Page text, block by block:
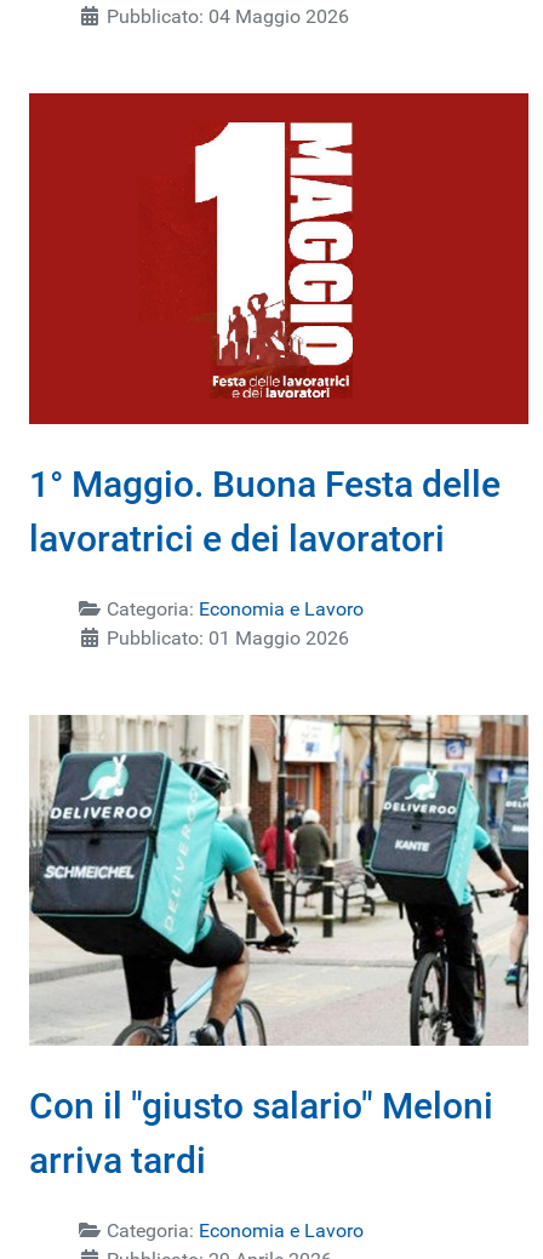
Pubblicato: 04 Maggio 2026
1° Maggio. Buona Festa delle
lavoratrici e dei lavoratori
Categoria: Economia e Lavoro
Pubblicato: 01 Maggio 2026
Con il "giusto salario" Meloni
arriva tardi
Categoria: Economia e Lavoro